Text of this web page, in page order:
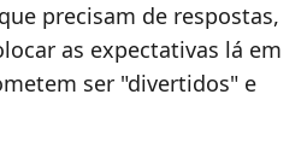
precisam de respostas,
as expectativas lá em
ser "divertidos" e